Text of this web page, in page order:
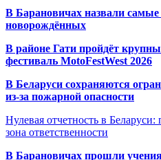
В Барановичах назвали
новорождённых
В районе Гати пройдёт
фестиваль MotoFestWest 2026
В Беларуси сохраняются
из-за пожарной опасности
Нулевая отчетность в
зона ответственности
В Барановичах прошли